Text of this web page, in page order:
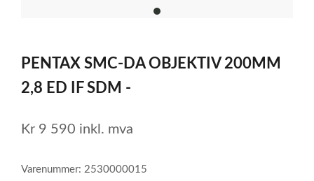
item
of
1
PENTAX SMC-DA OBJEKTIV 200MM
2,8 ED IF SDM -
Kr 9 590 inkl. mva
Varenummer: 2530000015